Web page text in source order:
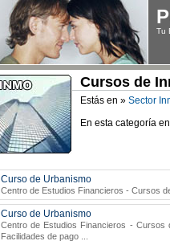
Tu
Cursos de
Estás en » Sector
En esta categoría
Curso de Urbanismo
Centro de Estudios Financieros - Cursos
Curso de Urbanismo
Centro de Estudios Financieros - Cursos
Facilidades de pago